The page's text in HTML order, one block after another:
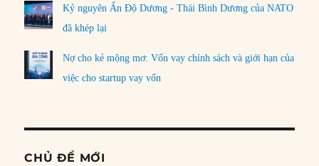
Kỷ nguyên Ấn Độ Dương - Thái Bình Dương của NATO
đã khép lại
Nợ cho kẻ mộng mơ: Vốn vay chính sách và giới hạn của
việc cho startup vay vốn
CHỦ ĐỀ MỚI